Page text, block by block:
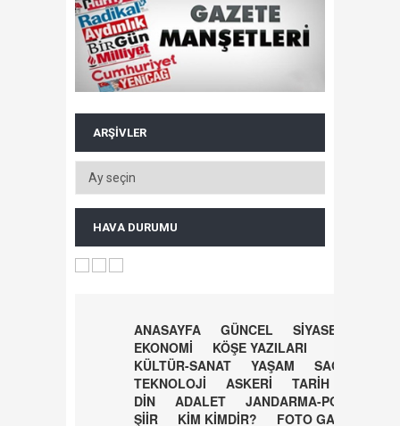
ARŞIVLER
HAVA DURUMU
ANASAYFA GÜNCEL
SİYASET
EKONOMİ
KÖŞE YAZILARI
KÜLTÜR-SANAT
YAŞAM
SAĞLIK
TEKNOLOJİ
ASKERİ
TARİH
DİN
ADALET
JANDARMA-POLİS
ŞİİR
KİM KİMDİR? FOTO GALERİ